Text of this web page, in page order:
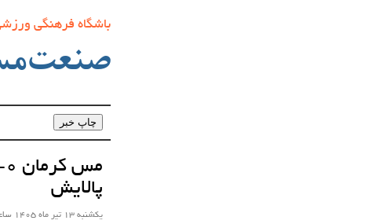
باشگاه فرهنگی
پالایش
یکشنبه 13 تیر ماه 1405 ساعت 09:27